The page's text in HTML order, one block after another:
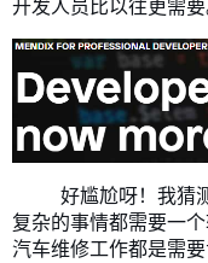
开发人员比以往更需要
好尴尬呀！我猜测
复杂的事情都需要一
汽车维修工作都是需要